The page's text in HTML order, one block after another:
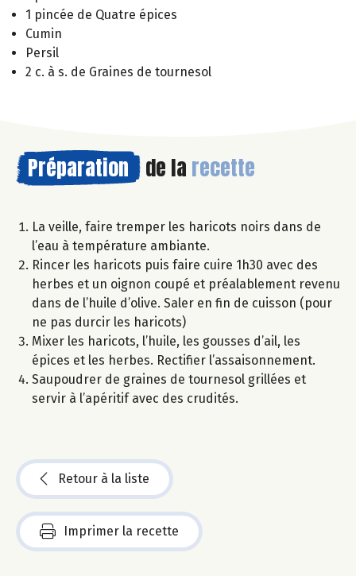
1 pincée de Quatre épices
Cumin
Persil
2 c. à s. de Graines de tournesol
Préparation de la recette
La veille, faire tremper les haricots noirs dans de
l’eau à température ambiante.
Rincer les haricots puis faire cuire 1h30 avec des
herbes et un oignon coupé et préalablement revenu
dans de l’huile d’olive. Saler en fin de cuisson (pour
ne pas durcir les haricots)
Mixer les haricots, l’huile, les gousses d’ail, les
épices et les herbes. Rectifier l’assaisonnement.
Saupoudrer de graines de tournesol grillées et
servir à l’apéritif avec des crudités.
Retour à la liste
Imprimer la recette